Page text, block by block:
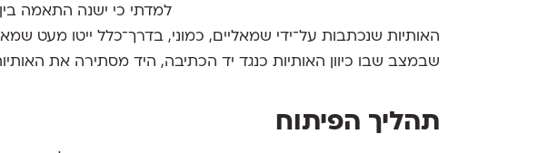
למדתי כי ישנה התאמה בין
האותיות שנכתבות על־ידי שמאליים, כמוני, בדרך־כלל ייטו מעט
שבמצב שבו כיוון האותיות כנגד יד הכתיבה, היד מסתירה את
תהליך הפיתוח